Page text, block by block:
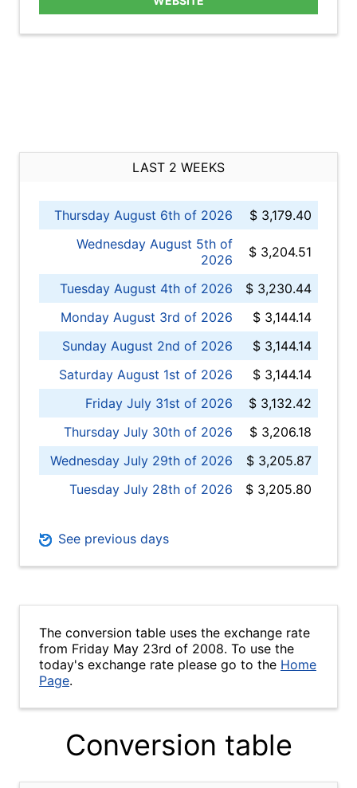
LAST 2 WEEKS
Thursday August 6th of 2026
$ 3,179.40
Wednesday August 5th of
2026
$ 3,204.51
Tuesday August 4th of 2026
$ 3,230.44
Monday August 3rd of 2026
$ 3,144.14
Sunday August 2nd of 2026
$ 3,144.14
Saturday August 1st of 2026
$ 3,144.14
Friday July 31st of 2026
$ 3,132.42
Thursday July 30th of 2026
$ 3,206.18
Wednesday July 29th of 2026
$ 3,205.87
Tuesday July 28th of 2026
$ 3,205.80
See previous days
The conversion table uses the exchange rate
from Friday May 23rd of 2008. To use the
today's exchange rate please go to the Home
Page.
Conversion table